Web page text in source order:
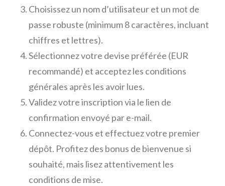
Choisissez un nom d’utilisateur et un mot de
passe robuste (minimum 8 caractères, incluant
chiffres et lettres).
Sélectionnez votre devise préférée (EUR
recommandé) et acceptez les conditions
générales après les avoir lues.
Validez votre inscription via le lien de
confirmation envoyé par e-mail.
Connectez-vous et effectuez votre premier
dépôt. Profitez des bonus de bienvenue si
souhaité, mais lisez attentivement les
conditions de mise.